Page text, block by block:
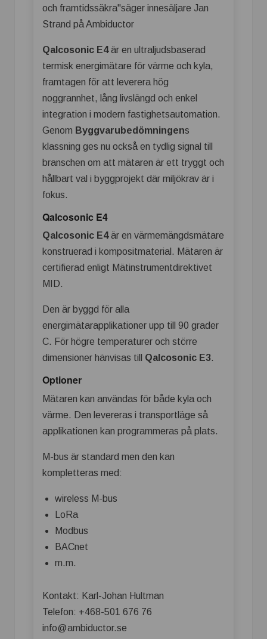
och framtidssäkra"säger innesäljare Jan
Strand på Ambiductor
Qalcosonic E4är en ultraljudsbaserad
termisk energimätare för värme och kyla,
framtagen för att leverera hög
noggrannhet, lång livslängd och enkel
integration i modern fastighetsautomation.
Genom Byggvarubedömningens
klassning ges nu också en tydlig signal till
branschen om att mätaren är ett tryggt och
hållbart val i byggprojekt där miljökrav är i
fokus.
Qalcosonic E4
Qalcosonic E4är en värmemängdsmätare
konstruerad i kompositmaterial. Mätaren är
certifierad enligt Mätinstrumentdirektivet
MID.
Den är byggd för alla
energimätarapplikationer upp till 90 grader
C. För högre temperaturer och större
dimensioner hänvisas till Qalcosonic E3.
Optioner
Mätaren kan användas för både kyla och
värme. Den levereras i transportläge så
applikationen kan programmeras på plats.
M-bus är standard men den kan
kompletteras med:
wireless M-bus
LoRa
Modbus
BACnet
m.m.
Kontakt: Karl-Johan Hultman
Telefon: +468-501 676 76
info@ambiductor.se